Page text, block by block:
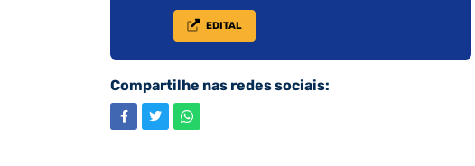
EDITAL
Compartilhe nas redes sociais: